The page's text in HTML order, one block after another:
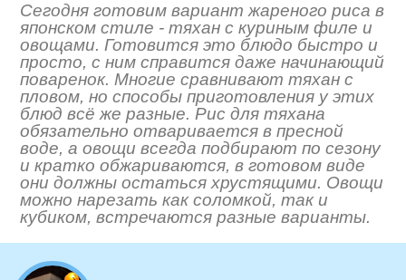
Сегодня готовим вариант жареного риса в
японском стиле - тяхан с куриным филе и
овощами. Готовится это блюдо быстро и
просто, с ним справится даже начинающий
поваренок. Многие сравнивают тяхан с
пловом, но способы приготовления у этих
блюд всё же разные. Рис для тяхана
обязательно отваривается в пресной
воде, а овощи всегда подбирают по сезону
и кратко обжариваются, в готовом виде
они должны остаться хрустящими. Овощи
можно нарезать как соломкой, так и
кубиком, встречаются разные варианты.